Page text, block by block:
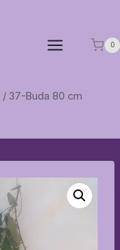
0
/ 37-Buda 80 cm